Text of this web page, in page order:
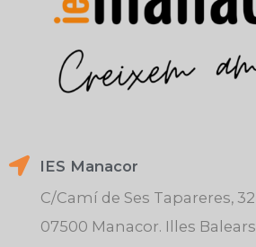
IES Manacor
C/Camí de Ses Tapareres, 32
07500 Manacor. Illes Balears